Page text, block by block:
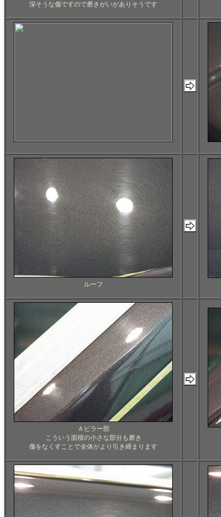
深そうな傷ですので磨きがいがありそうです
ルーフ
Ａピラー部
こういう面積の小さな部分も磨き
傷をなくすことで全体がより引き締まります